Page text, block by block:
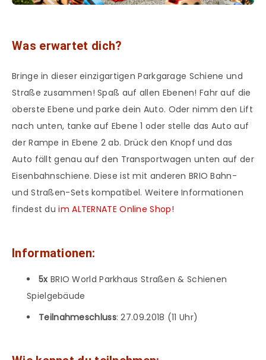
Was erwartet dich?
Bringe in dieser einzigartigen Parkgarage Schiene und
Straße zusammen! Spaß auf allen Ebenen! Fahr auf die
oberste Ebene und parke dein Auto. Oder nimm den Lift
nach unten, tanke auf Ebene 1 oder stelle das Auto auf
der Rampe in Ebene 2 ab. Drück den Knopf und das
Auto fällt genau auf den Transportwagen unten auf der
Eisenbahnschiene. Diese ist mit anderen BRIO Bahn-
und Straßen-Sets kompatibel. Weitere Informationen
findest duim ALTERNATE Online Shop!
Informationen:
5x BRIO World Parkhaus Straßen & Schienen
Spielgebäude
Teilnahmeschluss: 27.09.2018 (11 Uhr)